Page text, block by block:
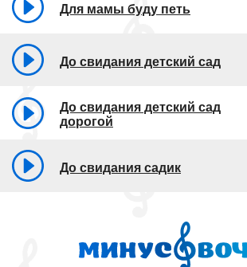
Для мамы буду петь
До свидания детский сад
До свидания детский сад
дорогой
До свидания садик